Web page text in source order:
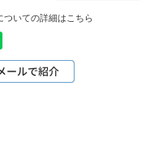
ついての詳細はこちら